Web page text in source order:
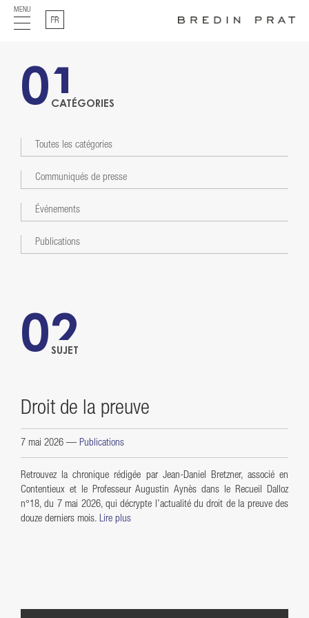
MENU Français
CATÉGORIES
01
Toutes les catégories
Communiqués de presse
Événements
Publications
SUJET
02
Droit de la preuve
7 mai 2026 — Publications
Retrouvez la chronique rédigée par Jean-Daniel Bretzner, associé en
Contentieux et le Professeur Augustin Aynès dans le Recueil Dalloz
n°18, du 7 mai 2026, qui décrypte l’actualité du droit de la preuve des
douze derniers mois. Lire plus